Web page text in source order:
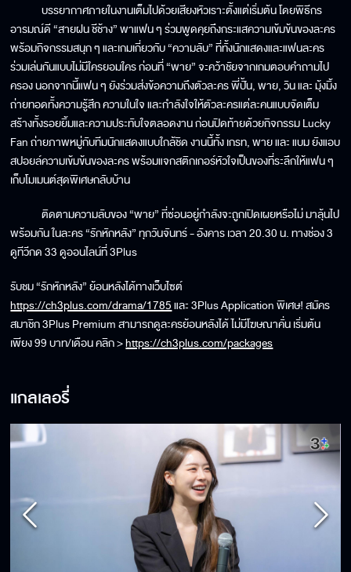
บรรยากาศภายในงานเต็มไปด้วยเสียงหัวเราะตั้งแต่เริ่มต้น โดยพิธีกร
อารมณ์ดี “สายฝน ชีช้าง” พาแฟน ๆ ร่วมพูดคุยถึงกระแสความเข้มข้นของละคร
พร้อมกิจกรรมสนุก ๆ และเกมเกี่ยวกับ “ความลับ” ที่ทั้งนักแสดงและแฟนละคร
ร่วมเล่นกันแบบไม่มีใครยอมใคร ก่อนที่ “พาย” จะคว้าชัยจากเกมตอบคำถามไป
ครอง นอกจากนี้แฟน ๆ ยังร่วมส่งข้อความถึงตัวละคร พี่ปั้น, พาย, วิน และ มุ้งมิ้ง
ถ่ายทอดทั้งความรู้สึก ความในใจ และกำลังใจให้ตัวละครแต่ละคนแบบจัดเต็ม
สร้างทั้งรอยยิ้มและความประทับใจตลอดงาน ก่อนปิดท้ายด้วยกิจกรรม Lucky
Fan ถ่ายภาพหมู่กับทีมนักแสดงแบบใกล้ชิด งานนี้ทั้ง เกรท, พาย และ แบม ยังแอบ
สปอยล์ความเข้มข้นของละคร พร้อมแจกสติกเกอร์หัวใจเป็นของที่ระลึกให้แฟน ๆ
เก็บโมเมนต์สุดพิเศษกลับบ้าน
ติดตามความลับของ “พาย” ที่ซ่อนอยู่กำลังจะถูกเปิดเผยหรือไม่ มาลุ้นไป
พร้อมกัน ในละคร “รักหักหลัง” ทุกวันจันทร์ - อังคาร เวลา 20.30 น. ทางช่อง 3
ดูทีวีกด 33 ดูออนไลน์ที่ 3Plus
รับชม “รักหักหลัง” ย้อนหลังได้ทางเว็บไซต์
https://ch3plus.com/drama/1785และ 3Plus Application พิเศษ! สมัคร
สมาชิก 3Plus Premium สามารถดูละครย้อนหลังได้ ไม่มีโฆษณาคั่น เริ่มต้น
เพียง 99 บาท/เดือน คลิก >https://ch3plus.com/packages
แกลเลอรี่